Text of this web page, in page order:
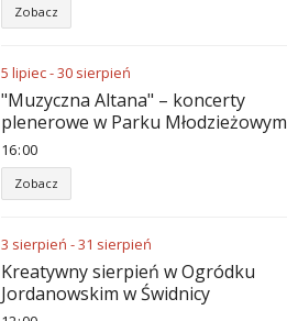
Zobacz
5 lipiec-30 sierpień
"Muzyczna Altana" – koncerty
plenerowe w Parku Młodzieżowym
16:00
Zobacz
3 sierpień -31 sierpień
Kreatywny sierpień w Ogródku
Jordanowskim w Świdnicy